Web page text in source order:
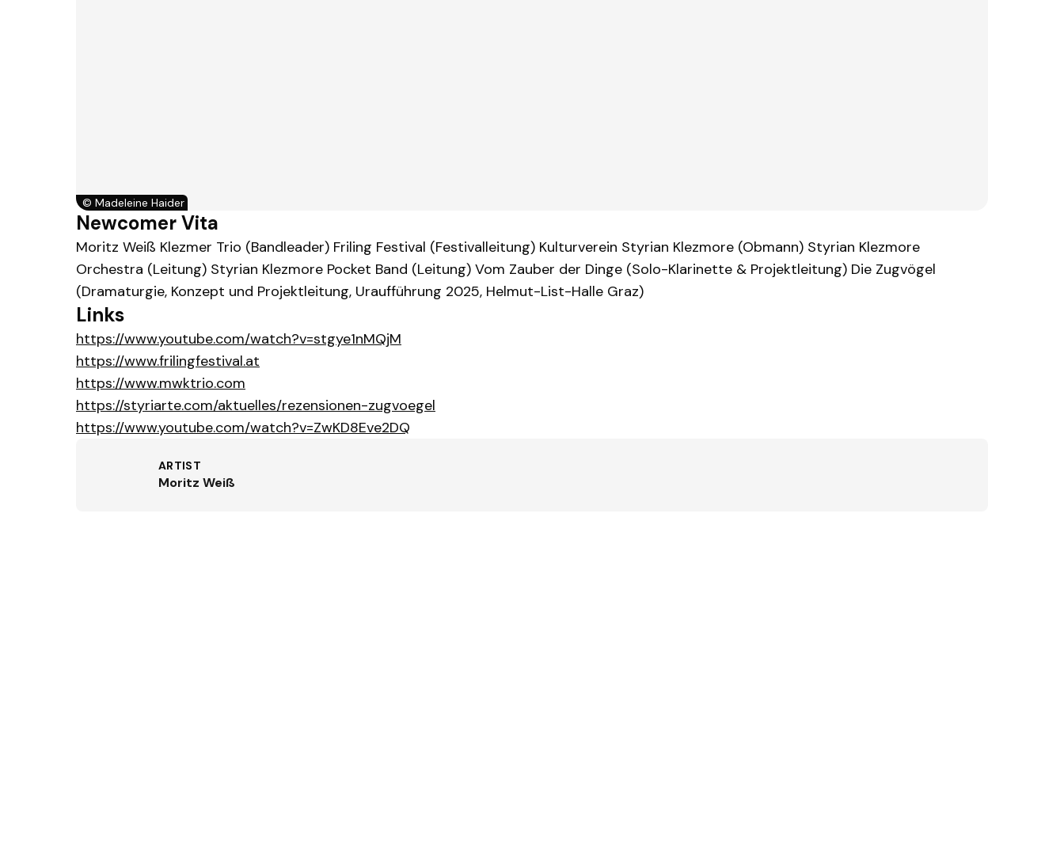
© Madeleine Haider
Newcomer Vita
Moritz Weiß Klezmer Trio (Bandleader) Friling Festival (Festivalleitung) Kulturverein Styrian Klezmore (Obmann) Styrian Klezmore
Orchestra (Leitung) Styrian Klezmore Pocket Band (Leitung) Vom Zauber der Dinge (Solo-Klarinette & Projektleitung) Die Zugvögel
(Dramaturgie, Konzept und Projektleitung, Uraufführung 2025, Helmut-List-Halle Graz)
Links
https://www.youtube.com/watch?v=stgye1nMQjM
https://www.frilingfestival.at
https://www.mwktrio.com
https://styriarte.com/aktuelles/rezensionen-zugvoegel
https://www.youtube.com/watch?v=ZwKD8Eve2DQ
ARTIST
Moritz Weiß